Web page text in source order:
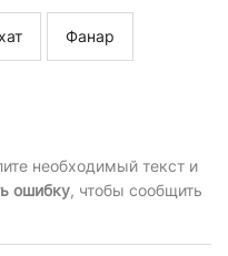
Фанар
необходимый текст и
ошибку, чтобы сообщить